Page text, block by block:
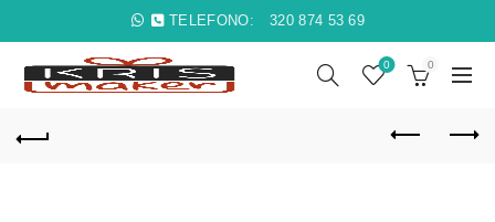
TELEFONO: 320 874 53 69
0 0